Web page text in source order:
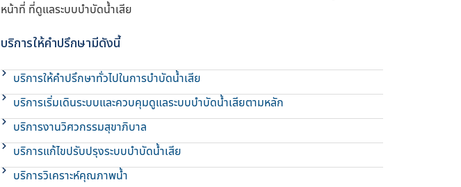
หน้าที่ ที่ดูแลระบบบำบัดน้ำเสีย
บริการให้คำปรึกษามีดังนี้
บริการให้คำปรึกษาทั่วไปในการบำบัดน้ำเสีย
บริการเริ่มเดินระบบและควบคุมดูแลระบบบำบัดน้ำเสียตามหลัก
บริการงานวิศวกรรมสุขาภิบาล
บริการแก้ไขปรับปรุงระบบบำบัดน้ำเสีย
บริการวิเคราะห์คุณภาพน้ำ